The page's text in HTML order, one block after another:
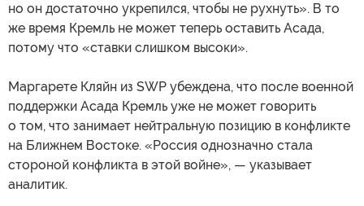
но он достаточно укрепился, чтобы не рухнуть». В то
же время Кремль не может теперь оставить Асада,
потому что «ставки слишком высоки».
Маргарете Кляйн из SWP убеждена, что после военной
поддержки Асада Кремль уже не может говорить
о том, что занимает нейтральную позицию в конфликте
на Ближнем Востоке. «Россия однозначно стала
стороной конфликта в этой войне», — указывает
аналитик.